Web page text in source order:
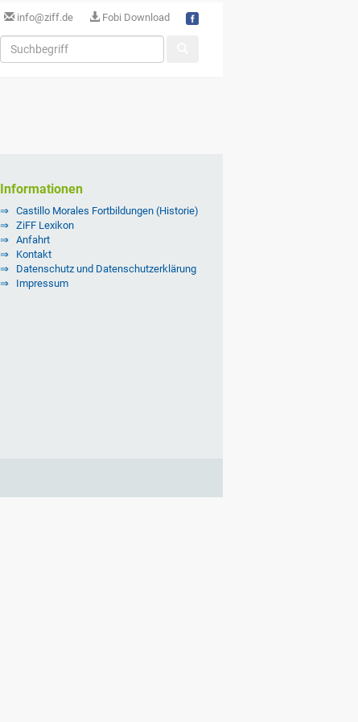
info@ziff.de Fobi Download
Informationen
Castillo Morales Fortbildungen (Historie)
ZiFF Lexikon
Anfahrt
Kontakt
Datenschutz und Datenschutzerklärung
Impressum